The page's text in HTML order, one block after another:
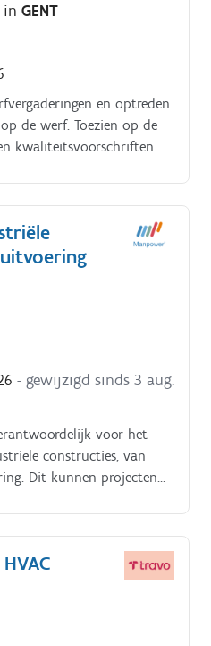
in GENT
en optreden
de werf. Toezien op de
kwaliteitsvoorschriften.
- gewijzigd sinds 3 aug.
voor het
constructies, van
Dit kunnen projecten